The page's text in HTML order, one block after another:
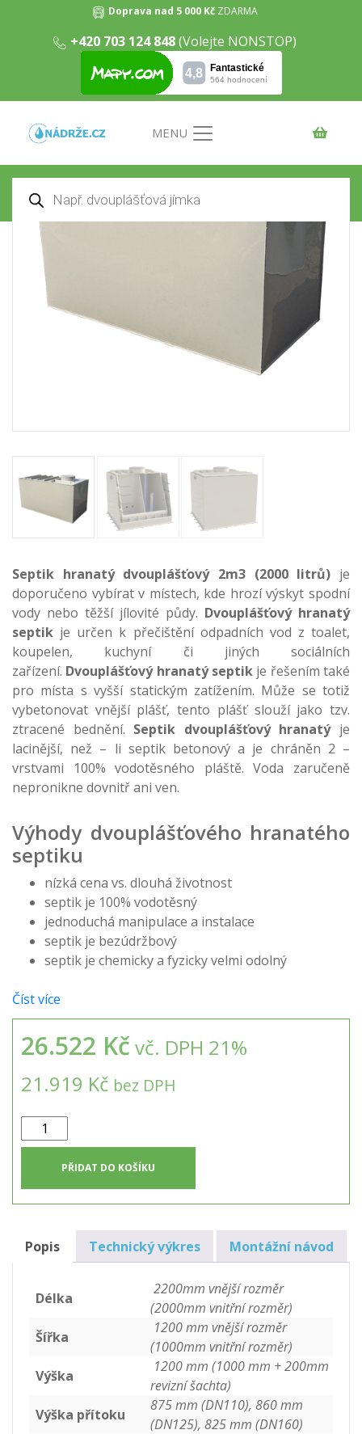
Doprava nad 5 000 Kč ZDARMA
+420 703 124 848(Volejte NONSTOP)
MENU
Products
search
Dvouplášťový hranatý septik 2m3
Septiky/ Dvouplášťový hranatý septik 2m3
Septik hranatý dvouplášťový 2m3 (2000 litrů) je
doporučeno vybírat v místech, kde hrozí výskyt spodní
vody nebo těžší jílovité půdy. Dvouplášťový hranatý
septik je určen k přečištění odpadních vod z toalet,
koupelen, kuchyní či jiných sociálních
zařízení. Dvouplášťový hranatý septik je řešením také
pro místa s vyšší statickým zatížením. Může se totiž
vybetonovat vnější plášť, tento plášť slouží jako tzv.
ztracené bednění. Septik dvouplášťový hranatýje
lacinější, než – li septik betonový a je chráněn 2 –
vrstvami 100% vodotěsného pláště. Voda zaručeně
nepronikne dovnitř ani ven.
Výhody dvouplášťového hranatého
septiku
nízká cena vs. dlouhá životnost
septik je 100% vodotěsný
jednoduchá manipulace a instalace
septik je bezúdržbový
septik je chemicky a fyzicky velmi odolný
Číst více
26.522 Kč vč. DPH 21%
21.919 Kč bez DPH
Dvouplášťový
hranatý
množství
PŘIDAT DO KOŠÍKU
Popis Technický výkres Montážní návod
Délka
2200mm vnější rozměr
(2000mm vnitřní rozměr)
Šířka
1200 mm vnější rozměr
(1000mm vnitřní rozměr)
Výška
1200 mm (1000 mm + 200mm
revizní šachta)
Výška přítoku
875 mm (DN110), 860 mm
(DN125), 825 mm (DN160)